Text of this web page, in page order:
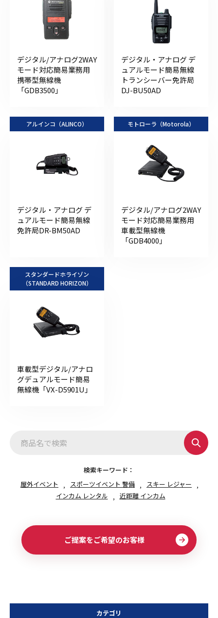
カテゴリ
デジタル/アナログ2WAY
モード対応簡易業務用
携帯型無線機
「GDB3500」
デジタル・アナログ デ
ュアルモード簡易無線
トランシーバー免許局
DJ-BU50AD
アルインコ（ALINCO）
デジタル・アナログ デ
ュアルモード簡易無線
免許局DR-BM50AD
モトローラ（Motorola）
デジタル/アナログ2WAY
モード対応簡易業務用
車載型無線機
「GDB4000」
スタンダードホライゾン
（STANDARD HORIZON）
車載型デジタル/アナロ
グデュアルモード簡易
無線機「VX-D5901U」
検索キーワード：
屋外イベント
スポーツイベント 警備
スキー レジャー
インカム レンタル
近距離 インカム
ご提案をご希望のお客様